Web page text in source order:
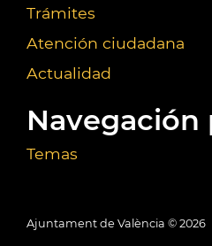
Trámites
Atención ciudadana
Actualidad
Navegación
Temas
Ajuntament de València © 2026